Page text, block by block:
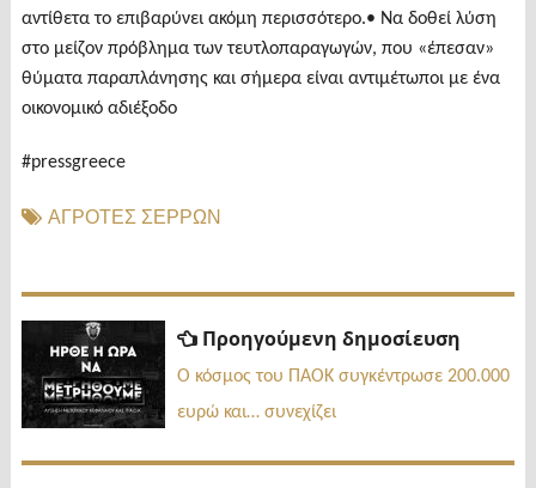
αντίθετα το επιβαρύνει ακόμη περισσότερο.• Να δοθεί λύση
στο μείζον πρόβλημα των τευτλοπαραγωγών, που «έπεσαν»
θύματα παραπλάνησης και σήμερα είναι αντιμέτωποι με ένα
οικονομικό αδιέξοδο
#pressgreece
ΑΓΡΟΤΕΣ ΣΕΡΡΩΝ
Πλοήγηση
άρθρων
Προηγούμενη δημοσίευση
Ο κόσμος του ΠΑΟΚ συγκέντρωσε 200.000
ευρώ και… συνεχίζει